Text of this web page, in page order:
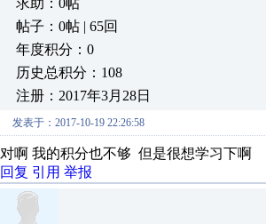
求助：0帖
帖子：0帖 | 65回
年度积分：0
历史总积分：108
注册：2017年3月28日
发表于：2017-10-19 22:26:58
对啊 我的积分也不够 但是很想学习下啊
回复 引用 举报